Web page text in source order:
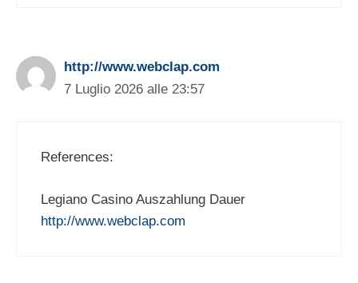
http://www.webclap.com
7 Luglio 2026 alle 23:57
References:
Legiano Casino Auszahlung Dauer
http://www.webclap.com